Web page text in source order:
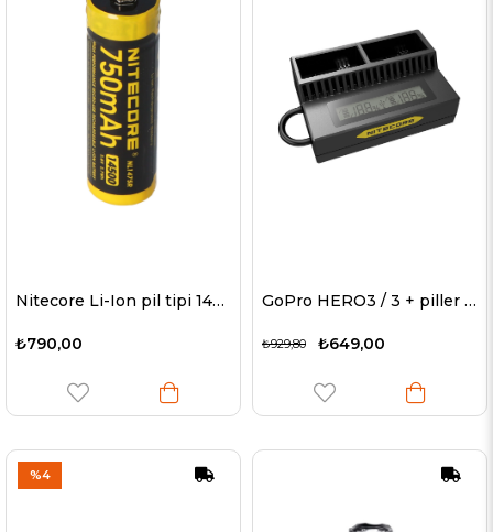
Nitecore Li-Ion pil tipi 14500 - 750mAh - NL1475R
₺790,00
GoPro HERO3 / 3 + piller için Nitecore USB şarj cihazı UGP3
₺649,00
₺929,80
%4